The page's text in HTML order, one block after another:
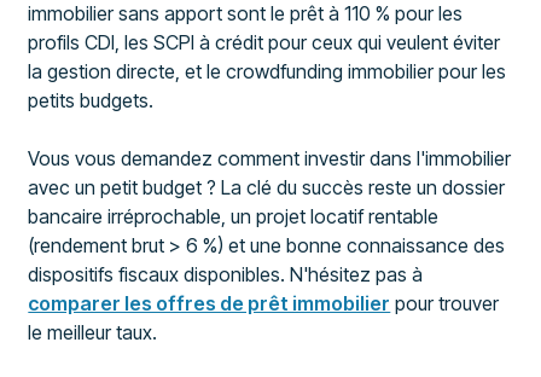
immobilier sans apport sont le prêt à 110 % pour les
profils CDI, les SCPI à crédit pour ceux qui veulent éviter
la gestion directe, et le crowdfunding immobilier pour les
petits budgets.
Vous vous demandez comment investir dans l'immobilier
avec un petit budget ? La clé du succès reste un dossier
bancaire irréprochable, un projet locatif rentable
(rendement brut > 6 %) et une bonne connaissance des
dispositifs fiscaux disponibles. N'hésitez pas à
comparer les offres de prêt immobilier pour trouver
le meilleur taux.